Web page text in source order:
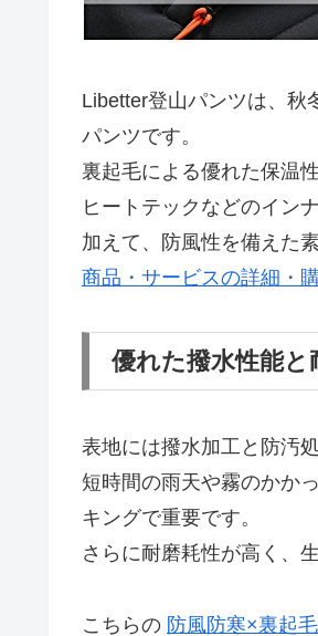
Libetter登山パンツは、秋
パンツです。
裏起毛による優れた保温
ヒートテックなどのイン
加えて、防風性を備えた
商品・サービスの詳細・
優れた撥水性能
表地には撥水加工と防汚
短時間の雨天や霧のかか
キングで重要です。
さらに耐磨耗性が高く、
こちらの 防風防寒×裏起